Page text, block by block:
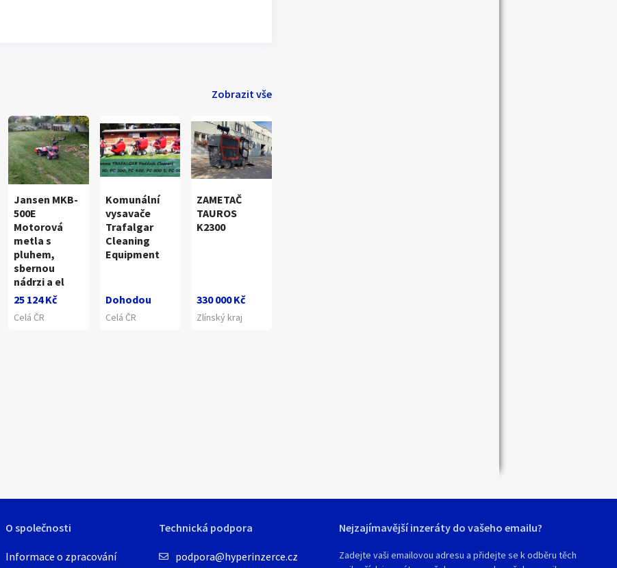
Zobrazit vše
Jansen MKB-
500E
Motorová
metla s
pluhem,
sbernou
nádrzi a el
25 124 Kč
Celá ČR
Komunální
vysavače
Trafalgar
Cleaning
Equipment
Dohodou
Celá ČR
ZAMETAČ
TAUROS
K2300
330 000 Kč
Zlínský kraj
O společnosti
Informace o zpracování
Technická podpora
podpora@hyperinzerce.cz
Nejzajímavější inzeráty do vašeho emailu?
Zadejte vaši emailovou adresu a přidejte se k odběru těch